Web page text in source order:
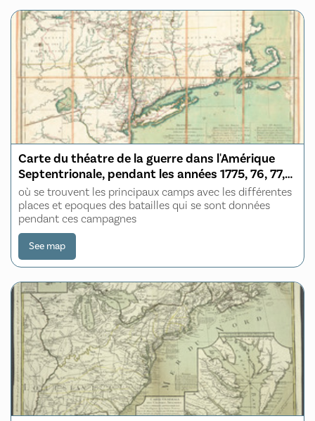
Carte du théatre de la guerre dans l'Amérique
Septentrionale, pendant les années 1775, 76, 77,
et 78
où se trouvent les principaux camps avec les différentes
places et epoques des batailles qui se sont données
pendant ces campagnes
See map